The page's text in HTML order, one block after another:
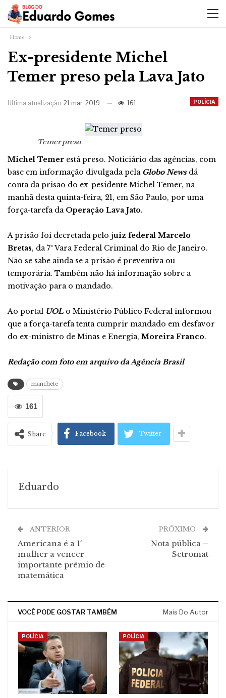
Home
Ex-presidente Michel
Temer preso pela Lava Jato
POLÍCIA
Ultima atualização 21 mar, 2019 161
Temer preso
Michel Temer está preso. Noticiário das agências, com
base em informação divulgada pela Globo News dá
conta da prisão do ex-pesidente Michel Temer, na
manhã desta quinta-feira, 21, em São Paulo, por uma
força-tarefa da Operação Lava Jato.
A prisão foi decretada pelo juiz federal Marcelo
Bretas, da 7ª Vara Federal Criminal do Rio de Janeiro.
Não se sabe ainda se a prisão é preventiva ou
temporária. Também não há informação sobre a
motivação para o mandado.
Ao portal UOL o Ministério Público Federal informou
que a força-tarefa tenta cumprir mandado em desfavor
do ex-ministro de Minas e Energia, Moreira Franco.
Redação com foto em arquivo da Agência Brasil
manchete
161
Share Facebook Twitter
Eduardo
ANTERIOR
Americana é a 1ª
mulher a vencer
importante prêmio de
matemática
PRÓXIMO
Nota pública –
Setromat
VOCÊ PODE GOSTAR TAMBÉM Mais Do Autor
POLÍCIA POLÍCIA